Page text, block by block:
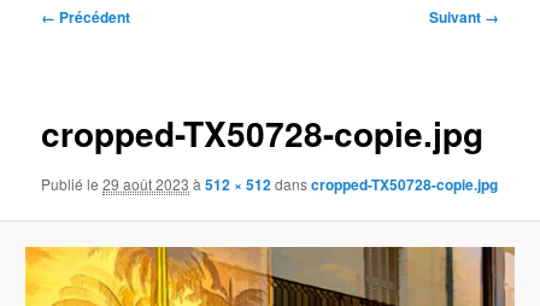
Navigation
← Précédent Suivant →
cropped-TX50728-copie.jpg
Publié le29 août 2023 à512 × 512danscropped-TX50728-copie.jpg